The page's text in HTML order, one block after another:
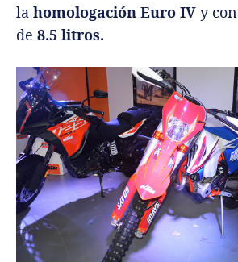
la homologación Euro IV y con
de 8.5 litros.